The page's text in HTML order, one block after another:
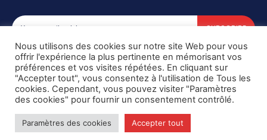
SUBSCRIBE
I've read and accept thePrivacy Policy.
Copyright © DiaspoRDC. All rights reserved
Nous utilisons des cookies sur notre site Web pour vous
offrir l'expérience la plus pertinente en mémorisant vos
préférences et vos visites répétées. En cliquant sur
"Accepter tout", vous consentez à l'utilisation de Tous les
cookies. Cependant, vous pouvez visiter "Paramètres
des cookies" pour fournir un consentement contrôlé.
Paramètres des cookies Accepter tout